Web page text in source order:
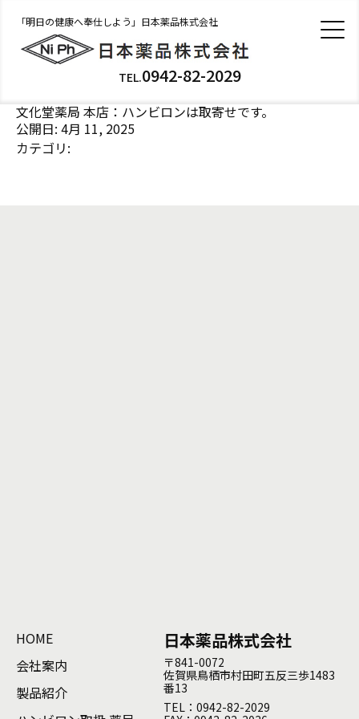
「明日の健康へ奉仕しよう」日本薬品株式会社
TEL.0942-82-2029
文化堂薬局 本店：ハンビロンは取寄せです。
公開日: 4月 11, 2025
カテゴリ:
HOME
会社案内
製品紹介
日本薬品株式会社
〒841-0072
佐賀県鳥栖市村田町五反三歩1483
番13
TEL：0942-82-2029